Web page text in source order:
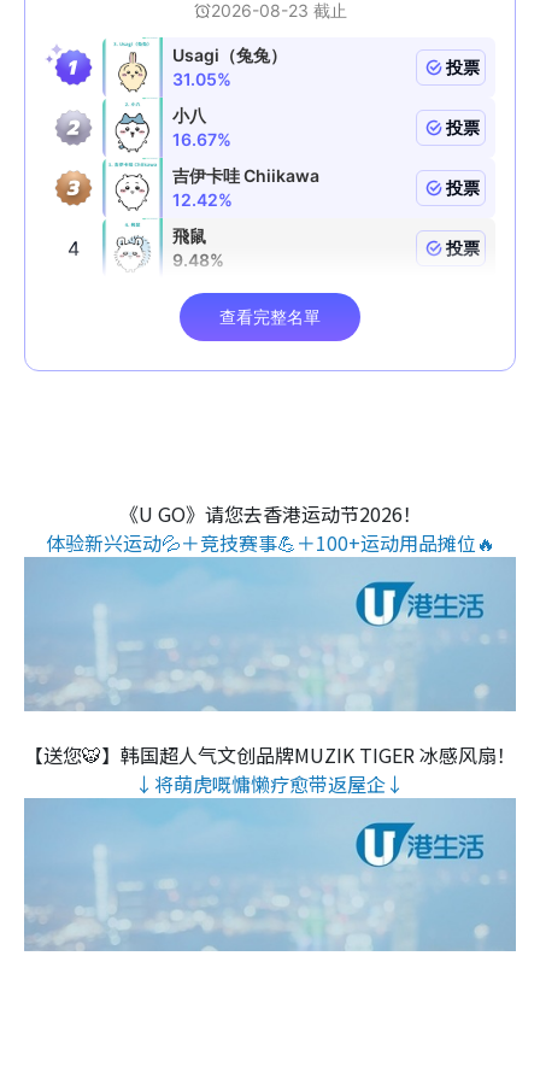
《U GO》请您去香港运动节2026！
体验新兴运动💦＋竞技赛事💪＋100+运动用品摊位🔥
【送您🐯】韩国超人气文创品牌MUZIK TIGER 冰感风扇！
↓将萌虎嘅慵懒疗愈带返屋企↓